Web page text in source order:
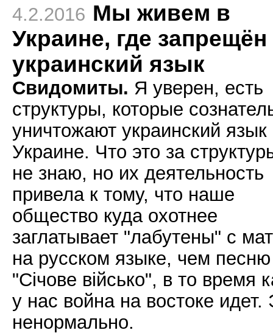
4.2.2016 Мы живем в
Украине, где запрещён
украинский язык
Свидомиты. Я уверен, есть
структуры, которые
уничтожают украинский язык
Украине. Что это за
не знаю, но их деятельность
привела к тому, что наше
общество куда охотнее
заглатывает "лабутены" с
на русском языке, чем песню
"Січове військо", в то время
у нас война на востоке идет.
ненормально.